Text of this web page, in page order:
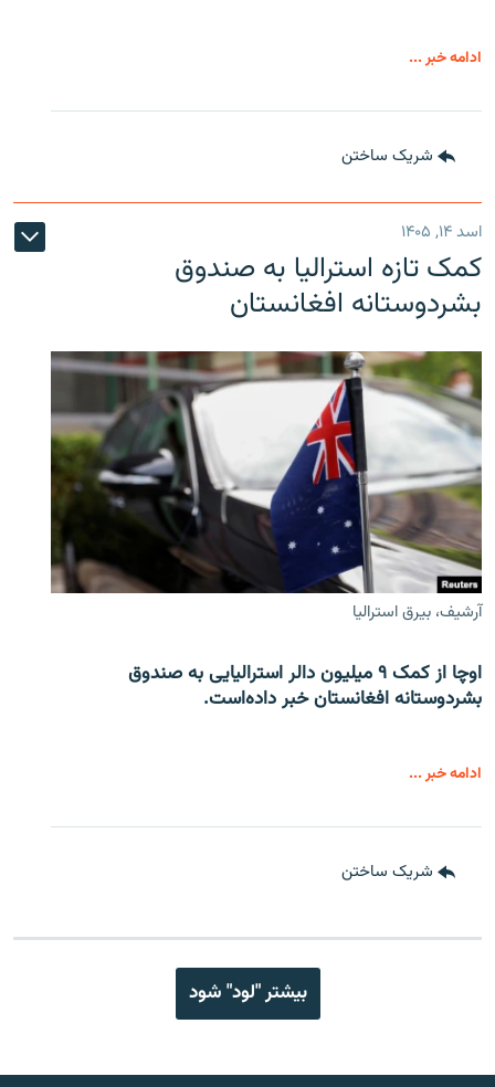
ادامه خبر ...
شریک ساختن
اسد ۱۴, ۱۴۰۵
کمک تازه استرالیا به صندوق
بشردوستانه افغانستان
آرشیف، بیرق استرالیا
اوچا از کمک ۹ میلیون دالر استرالیایی به صندوق
بشردوستانه افغانستان خبر داده‌است.
ادامه خبر ...
شریک ساختن
بیشتر "لود" شود